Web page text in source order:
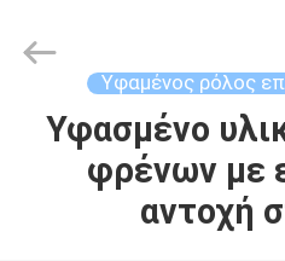
ΣΠΊΤΙ
ΠΡΟΪΌΝΤΑ
Reserved.
Υφαμένος ρόλος
Υφασμένο
φρένων με
αντοχή